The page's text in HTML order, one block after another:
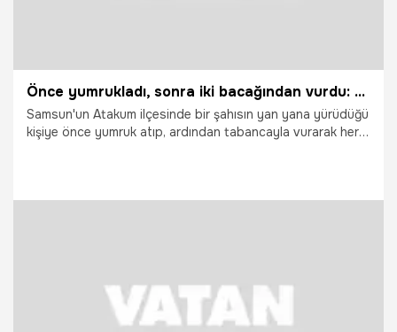
Önce yumrukladı, sonra iki bacağından vurdu: O anlar kamerada
Samsun'un Atakum ilçesinde bir şahısın yan yana yürüdüğü
kişiye önce yumruk atıp, ardından tabancayla vurarak her